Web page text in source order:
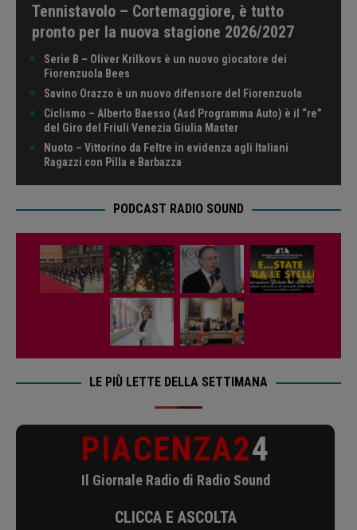
Tennistavolo – Cortemaggiore, è tutto
pronto per la nuova stagione 2026/2027
Serie B – Oliver Krilkovs è un nuovo giocatore dei
Fiorenzuola Bees
Savino Orazzo è un nuovo difensore del Fiorenzuola
Ciclismo – Alberto Baesso (Asd Programma Auto) è il “re”
del Giro del Friuli Venezia Giulia Master
Nuoto – Vittorino da Feltre in evidenza agli Italiani
Ragazzi con Pilla e Barbazza
PODCAST RADIO SOUND
LE PIÙ LETTE DELLA SETTIMANA
PIACENZA24
Il Giornale Radio di Radio Sound
CLICCA E ASCOLTA